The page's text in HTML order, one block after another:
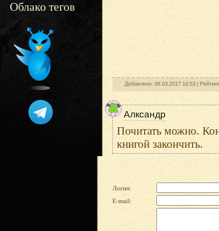
Облако тегов
Добавлено: 08.03.2017 16:53 |
Алксандр
Почитать можно.
книгой закончить.
Логин:
E-mail: